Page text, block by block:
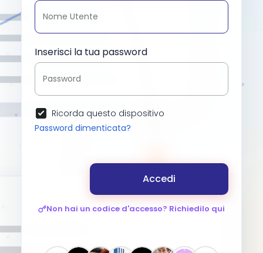
Inserisci la tua password
Ricorda questo dispositivo
Password dimenticata?
Accedi
Non hai un codice d'accesso? Richiedilo qui